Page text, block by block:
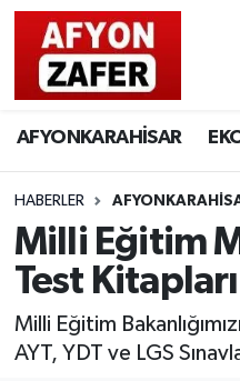
AFYONKARAHİSAR
HABERLER
Milli Eğitim
Test
Milli Eğitim
AYT, YDT ve LGS